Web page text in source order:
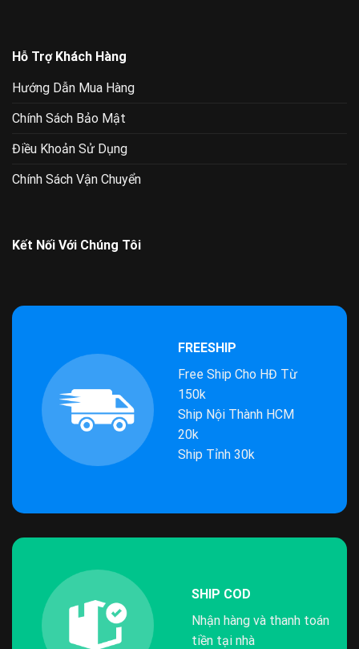
Hỗ Trợ Khách Hàng
Hướng Dẫn Mua Hàng
Chính Sách Bảo Mật
Điều Khoản Sử Dụng
Chính Sách Vận Chuyển
Kết Nối Với Chúng Tôi
FREESHIP
Free Ship Cho HĐ Từ
150k
Ship Nội Thành HCM
20k
Ship Tỉnh 30k
SHIP COD
Nhận hàng và thanh toán
tiền tại nhà